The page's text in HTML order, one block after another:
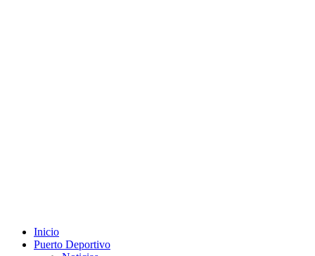
Inicio
Puerto Deportivo